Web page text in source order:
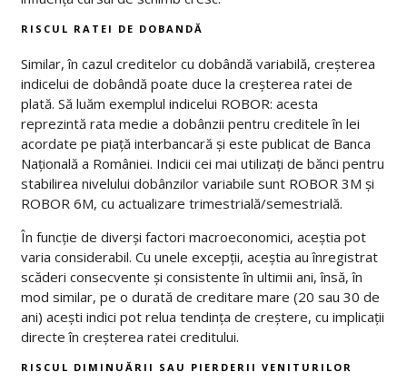
RISCUL RATEI DE DOBANDĂ
Similar, în cazul creditelor cu dobândă variabilă, creșterea
indicelui de dobândă poate duce la creșterea ratei de
plată. Să luăm exemplul indicelui ROBOR: acesta
reprezintă rata medie a dobânzii pentru creditele în lei
acordate pe piață interbancară și este publicat de Banca
Națională a României. Indicii cei mai utilizați de bănci pentru
stabilirea nivelului dobânzilor variabile sunt ROBOR 3M și
ROBOR 6M, cu actualizare trimestrială/semestrială.
În funcție de diverși factori macroeconomici, aceștia pot
varia considerabil. Cu unele excepții, aceștia au înregistrat
scăderi consecvente și consistente în ultimii ani, însă, în
mod similar, pe o durată de creditare mare (20 sau 30 de
ani) acești indici pot relua tendința de creștere, cu implicații
directe în creșterea ratei creditului.
RISCUL DIMINUĂRII SAU PIERDERII VENITURILOR